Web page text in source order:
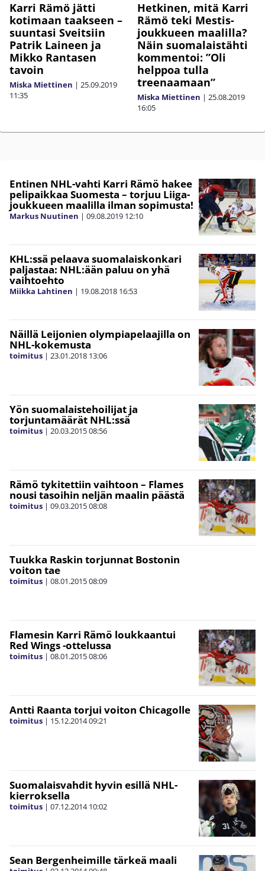
Karri Rämö jätti
kotimaan taakseen –
suuntasi Sveitsiin
Patrik Laineen ja
Mikko Rantasen
tavoin
Miska Miettinen | 25.09.2019
11:35
Hetkinen, mitä Karri
Rämö teki Mestis-
joukkueen maalilla?
Näin suomalaistähti
kommentoi: ”Oli
helppoa tulla
treenaamaan”
Miska Miettinen | 25.08.2019
16:05
Entinen NHL-vahti Karri Rämö hakee
pelipaikkaa Suomesta – torjuu Liiga-
joukkueen maalilla ilman sopimusta!
Markus Nuutinen | 09.08.2019 12:10
KHL:ssä pelaava suomalaiskonkari
paljastaa: NHL:ään paluu on yhä
vaihtoehto
Miikka Lahtinen | 19.08.2018 16:53
Näillä Leijonien olympiapelaajilla on
NHL-kokemusta
toimitus | 23.01.2018 13:06
Yön suomalaistehoilijat ja
torjuntamäärät NHL:ssä
toimitus | 20.03.201508:56
Rämö tykitettiin vaihtoon – Flames
nousi tasoihin neljän maalin päästä
toimitus | 09.03.201508:08
Tuukka Raskin torjunnat Bostonin
voiton tae
toimitus | 08.01.201508:09
Flamesin Karri Rämö loukkaantui
Red Wings -ottelussa
toimitus | 08.01.201508:06
Antti Raanta torjui voiton Chicagolle
toimitus | 15.12.201409:21
Suomalaisvahdit hyvin esillä NHL-
kierroksella
toimitus | 07.12.2014 10:02
Sean Bergenheimille tärkeä maali